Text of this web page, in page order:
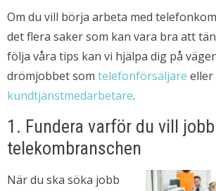
Om du vill börja arbeta med
det flera saker som kan vara bra att
följa våra tips kan vi hjälpa dig på
drömjobbet som telefonförsäljare eller
kundtjänstmedarbetare.
1. Fundera varför du vill
telekombranschen
När du ska söka jobb